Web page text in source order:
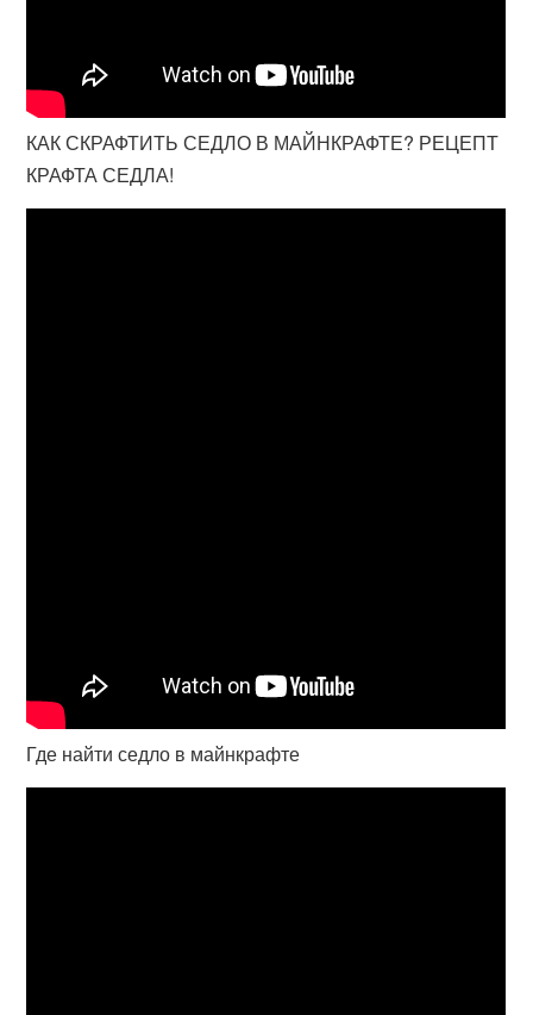
КАК СКРАФТИТЬ СЕДЛО В МАЙНКРАФТЕ? РЕЦЕПТ
КРАФТА СЕДЛА!
Где найти седло в майнкрафте